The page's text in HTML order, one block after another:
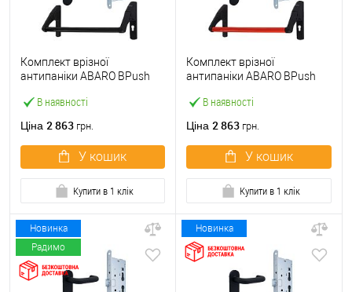
В наявності
Комплект врізної
антипаніки ABARO BPush
чорний із замком та ручкою
Ціна 2 863 грн.
У кошик
Купити в 1 клік
В наявності
Комплект врізної
антипаніки ABARO BPush
червоний із замком та
Ціна 2 863 грн.
У кошик
Купити в 1 клік
Новинка
Радимо
Новинка